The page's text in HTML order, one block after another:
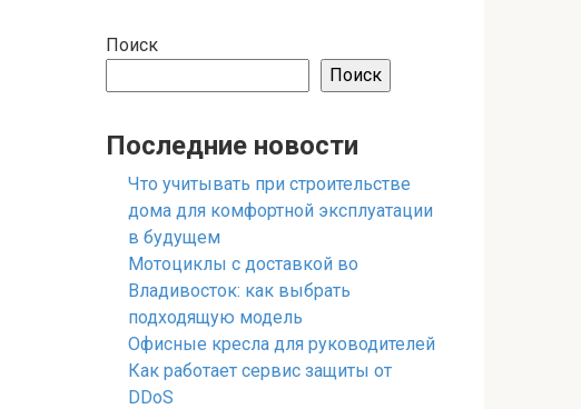
Поиск
Поиск
Последние новости
Что учитывать при строительстве
дома для комфортной эксплуатации
в будущем
Мотоциклы с доставкой во
Владивосток: как выбрать
подходящую модель
Офисные кресла для руководителей
Как работает сервис защиты от
DDoS